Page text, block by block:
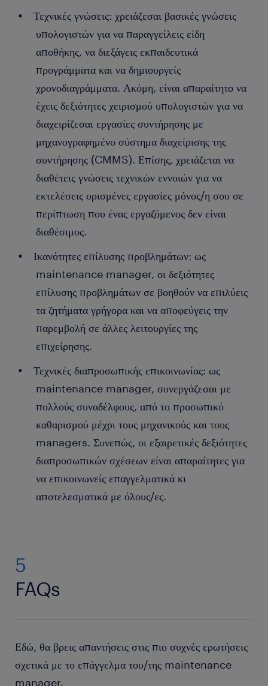
Τεχνικές γνώσεις: χρειάζεσαι βασικές γνώσεις
υπολογιστών για να παραγγείλεις είδη
αποθήκης, να διεξάγεις εκπαιδευτικά
προγράμματα και να δημιουργείς
χρονοδιαγράμματα. Ακόμη, είναι απαραίτητο να
έχεις δεξιότητες χειρισμού υπολογιστών για να
διαχειρίζεσαι εργασίες συντήρησης με
μηχανογραφημένο σύστημα διαχείρισης της
συντήρησης (CMMS). Επίσης, χρειάζεται να
διαθέτεις γνώσεις τεχνικών εννοιών για να
εκτελέσεις ορισμένες εργασίες μόνος/η σου σε
περίπτωση που ένας εργαζόμενος δεν είναι
διαθέσιμος.
Ικανότητες επίλυσης προβλημάτων: ως
maintenance manager, οι δεξιότητες
επίλυσης προβλημάτων σε βοηθούν να επιλύεις
τα ζητήματα γρήγορα και να αποφεύγεις την
παρεμβολή σε άλλες λειτουργίες της
επιχείρησης.
Τεχνικές διαπροσωπικής επικοινωνίας: ως
maintenance manager, συνεργάζεσαι με
πολλούς συναδέλφους, από το προσωπικό
καθαρισμού μέχρι τους μηχανικούς και τους
managers. Συνεπώς, οι εξαιρετικές δεξιότητες
διαπροσωπικών σχέσεων είναι απαραίτητες για
να επικοινωνείς επαγγελματικά κι
αποτελεσματικά με όλους/ες.
5
FAQs
Εδώ, θα βρεις απαντήσεις στις πιο συχνές ερωτήσεις
σχετικά με το επάγγελμα του/της maintenance
manager.